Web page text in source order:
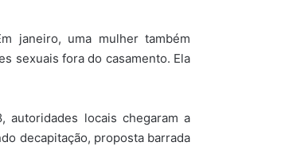
janeiro, uma mulher também
sexuais fora do casamento. Ela
autoridades locais chegaram a
decapitação, proposta barrada